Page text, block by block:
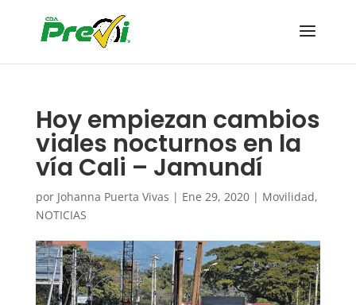
Hoy empiezan cambios
viales nocturnos en la
vía Cali – Jamundí
por Johanna Puerta Vivas | Ene 29, 2020| Movilidad,
NOTICIAS